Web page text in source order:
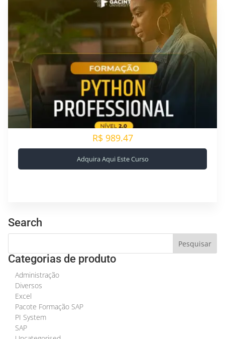
R$ 989.47
Adquira Aqui Este Curso
Search
Categorias de produto
Administração
Diversos
Excel
Pacote Formação SAP
PI System
SAP